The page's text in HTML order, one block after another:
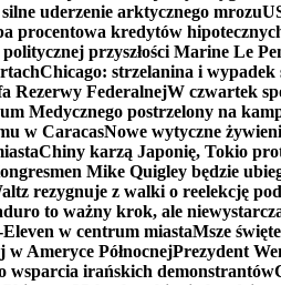
uderzenie arktycznego mrozu
procentowa kredytów
przyszłości Marine Le
Chicago: strzelanina i
Rezerwy FederalnejW czwartek
Medycznego postrzelony na
w CaracasNowe wytyczne
Chiny karzą Japonię, Tokio
Mike Quigley będzie
rezygnuje z walki o reelekcję
to ważny krok, ale
w centrum miastaMsze
Ameryce PółnocnejPrezydent
wsparcia irańskich demonstrantów